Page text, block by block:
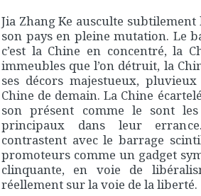
Jia Zhang Ke ausculte
son pays en pleine mutation. Le
c’est la Chine en concentré, la
immeubles que l’on détruit, la
ses décors majestueux,
Chine de demain. La Chine
son présent comme le sont
principaux dans leur
contrastent avec le barrage
promoteurs comme un gadget
clinquante, en voie de
réellement sur la voie de la liberté.